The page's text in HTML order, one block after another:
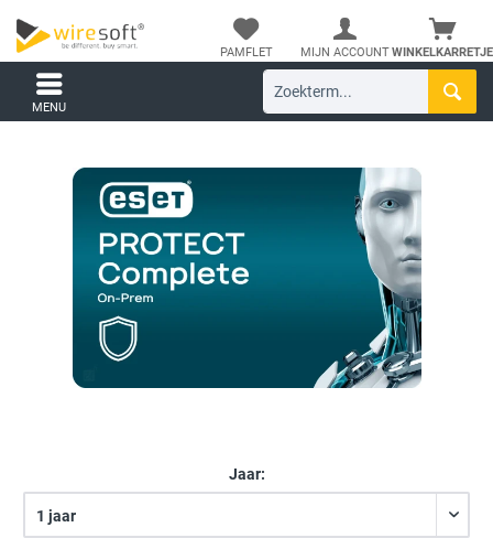
WINKELKARRETJE
PAMFLET MIJN ACCOUNT
MENU
Jaar: